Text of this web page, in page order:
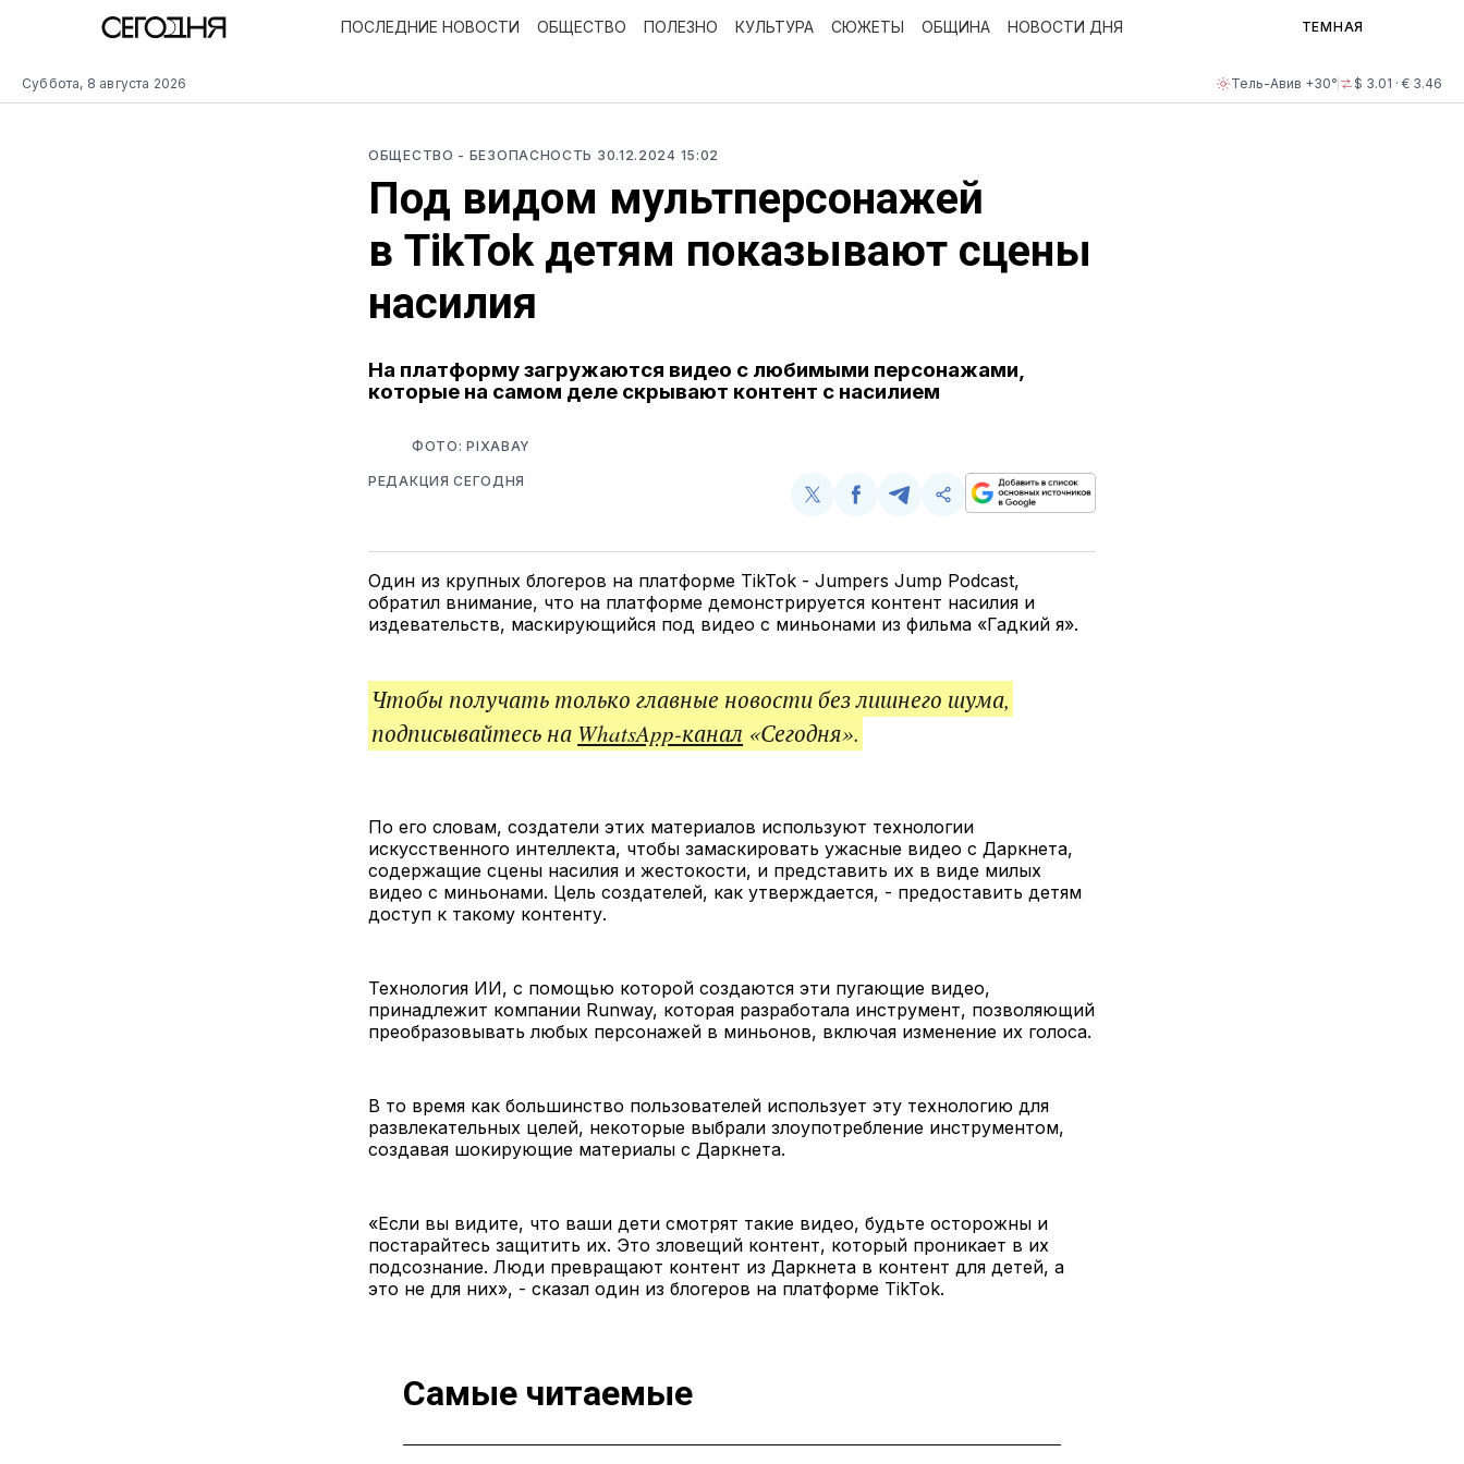
Суббота, 8 августа 2026 Тель-Авив +30° $ 3.01 · € 3.46
ПОСЛЕДНИЕ НОВОСТИ ОБЩЕСТВО ПОЛЕЗНО КУЛЬТУРА СЮЖЕТЫ ОБЩИНА НОВОСТИ ДНЯ ТЕМНАЯ
ОБЩЕСТВО - БЕЗОПАСНОСТЬ 30.12.2024 15:02
Под видом мультперсонажей
в TikTok детям показывают сцены
насилия
На платформу загружаются видео с любимыми персонажами,
которые на самом деле скрывают контент с насилием
ФОТО: PIXABAY
РЕДАКЦИЯ СЕГОДНЯ
Поделиться
Twitter
Поделиться
Facebook
Поделиться
Telegram
Скопируйте
поделитесь
ссылкой
Один из крупных блогеров на платформе TikTok - Jumpers Jump Podcast,
обратил внимание, что на платформе демонстрируется контент насилия и
издевательств, маскирующийся под видео с миньонами из фильма «Гадкий я».
Чтобы получать только главные новости без лишнего шума,
подписывайтесь на WhatsApp-канал «Сегодня».
По его словам, создатели этих материалов используют технологии
искусственного интеллекта, чтобы замаскировать ужасные видео с Даркнета,
содержащие сцены насилия и жестокости, и представить их в виде милых
видео с миньонами. Цель создателей, как утверждается, - предоставить детям
доступ к такому контенту.
Технология ИИ, с помощью которой создаются эти пугающие видео,
принадлежит компании Runway, которая разработала инструмент, позволяющий
преобразовывать любых персонажей в миньонов, включая изменение их голоса.
В то время как большинство пользователей использует эту технологию для
развлекательных целей, некоторые выбрали злоупотребление инструментом,
создавая шокирующие материалы с Даркнета.
«Если вы видите, что ваши дети смотрят такие видео, будьте осторожны и
постарайтесь защитить их. Это зловещий контент, который проникает в их
подсознание. Люди превращают контент из Даркнета в контент для детей, а
это не для них», - сказал один из блогеров на платформе TikTok.
Самые читаемые